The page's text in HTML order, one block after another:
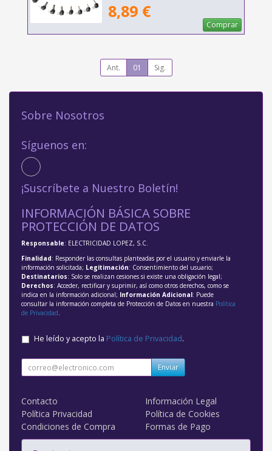
8,89 €
Comprar
Ant. 01 Sig.
Sobre Nosotros
Síguenos en:
¡Suscríbete a Nuestro Boletín!
INFORMACIÓN BÁSICA SOBRE
PROTECCIÓN DE DATOS
Responsable: ELECTRICIDAD LOPEZ, S.C.
Finalidad: Responder las consultas planteadas por el usuario y enviarle la
información solicitada; Legitimación: Consentimiento del usuario;
Destinatarios: Solo se realizan cesiones si existe una obligación legal;
Derechos: Acceder, rectificar y suprimir, así como otros derechos, como se
indica en la información adicional; Información Adicional: Puede
consultar la información completa de Protección de Datos en nuestra Política
de Privacidad.
He leído y acepto la Política de Privacidad.
Enviar
Contacto
Información Legal
Política Privacidad
Política de Cookies
Condiciones de Compra
Formas de Pago